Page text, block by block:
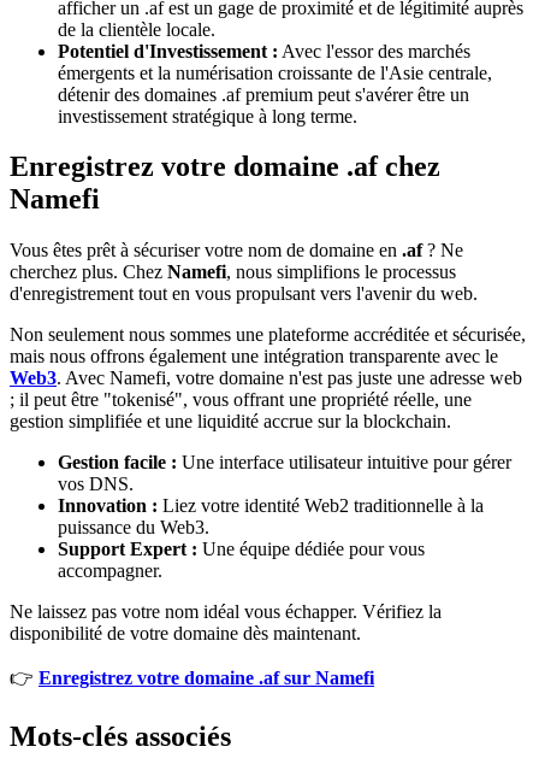
afficher un .af est un gage de proximité et de légitimité auprès
de la clientèle locale.
Potentiel d'Investissement : Avec l'essor des marchés
émergents et la numérisation croissante de l'Asie centrale,
détenir des domaines .af premium peut s'avérer être un
investissement stratégique à long terme.
Enregistrez votre domaine .af chez
Namefi
Vous êtes prêt à sécuriser votre nom de domaine en .af? Ne
cherchez plus. Chez Namefi, nous simplifions le processus
d'enregistrement tout en vous propulsant vers l'avenir du web.
Non seulement nous sommes une plateforme accréditée et sécurisée,
mais nous offrons également une intégration transparente avec le
Web3. Avec Namefi, votre domaine n'est pas juste une adresse web
; il peut être "tokenisé", vous offrant une propriété réelle, une
gestion simplifiée et une liquidité accrue sur la blockchain.
Gestion facile : Une interface utilisateur intuitive pour gérer
vos DNS.
Innovation : Liez votre identité Web2 traditionnelle à la
puissance du Web3.
Support Expert : Une équipe dédiée pour vous
accompagner.
Ne laissez pas votre nom idéal vous échapper. Vérifiez la
disponibilité de votre domaine dès maintenant.
👉 Enregistrez votre domaine .af sur Namefi
Mots-clés associés